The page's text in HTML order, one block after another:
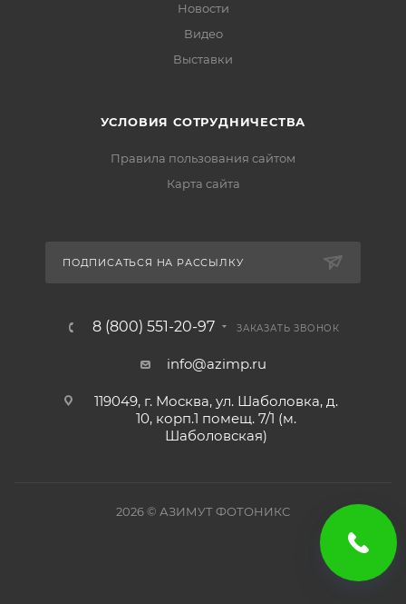
Новости
Видео
Выставки
УСЛОВИЯ СОТРУДНИЧЕСТВА
Правила пользования сайтом
Карта сайта
ПОДПИСАТЬСЯ НА РАССЫЛКУ
8 (800) 551-20-97 ЗАКАЗАТЬ ЗВОНОК
info@azimp.ru
119049, г. Москва, ул. Шаболовка, д.
10, корп.1 помещ. 7/1 (м.
Шаболовская)
2026© АЗИМУТ ФОТОНИКС